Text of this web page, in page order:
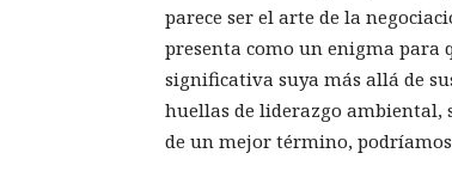
parece ser el arte de la
presenta como un enigma para
significativa suya más allá de
huellas de liderazgo ambiental,
de un mejor término,